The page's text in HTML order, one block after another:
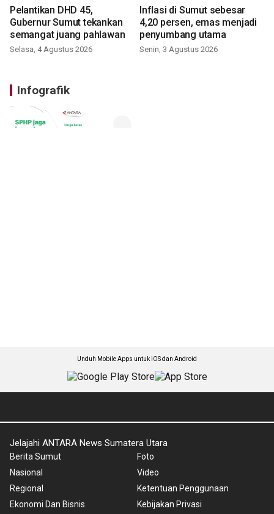
Pelantikan DHD 45,
Gubernur Sumut tekankan
semangat juang pahlawan
Selasa, 4 Agustus 2026
Inflasi di Sumut sebesar
4,20 persen, emas menjadi
penyumbang utama
Senin, 3 Agustus 2026
Infografik
Unduh Mobile Apps untuk iOS dan Android
Jelajahi ANTARA News Sumatera Utara
Berita Sumut
Nasional
Regional
Ekonomi Dan Bisnis
Foto
Video
Ketentuan Penggunaan
Kebijakan Privasi